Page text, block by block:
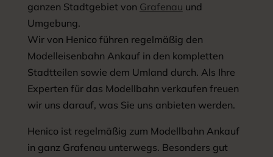
ganzen Stadtgebiet von Grafenau und
Umgebung.
Wir von Henico führen regelmäßig den
Modelleisenbahn Ankauf in den kompletten
Stadtteilen sowie dem Umland durch. Als Ihre
Experten für das Modellbahn verkaufen freuen
wir uns darauf, was Sie uns anbieten werden.
Henico ist regelmäßig zum Modellbahn Ankauf
in ganz Grafenau unterwegs. Besonders gut